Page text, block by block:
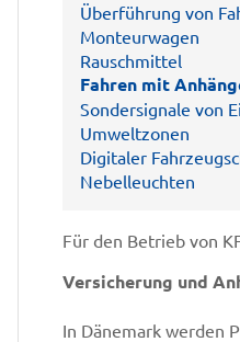
Überführung von
Monteurwagen
Rauschmittel
Fahren mit
Sondersignale von
Umweltzonen
Digitaler
Nebelleuchten
Für den Betrieb von
Versicherung und
In Dänemark werden